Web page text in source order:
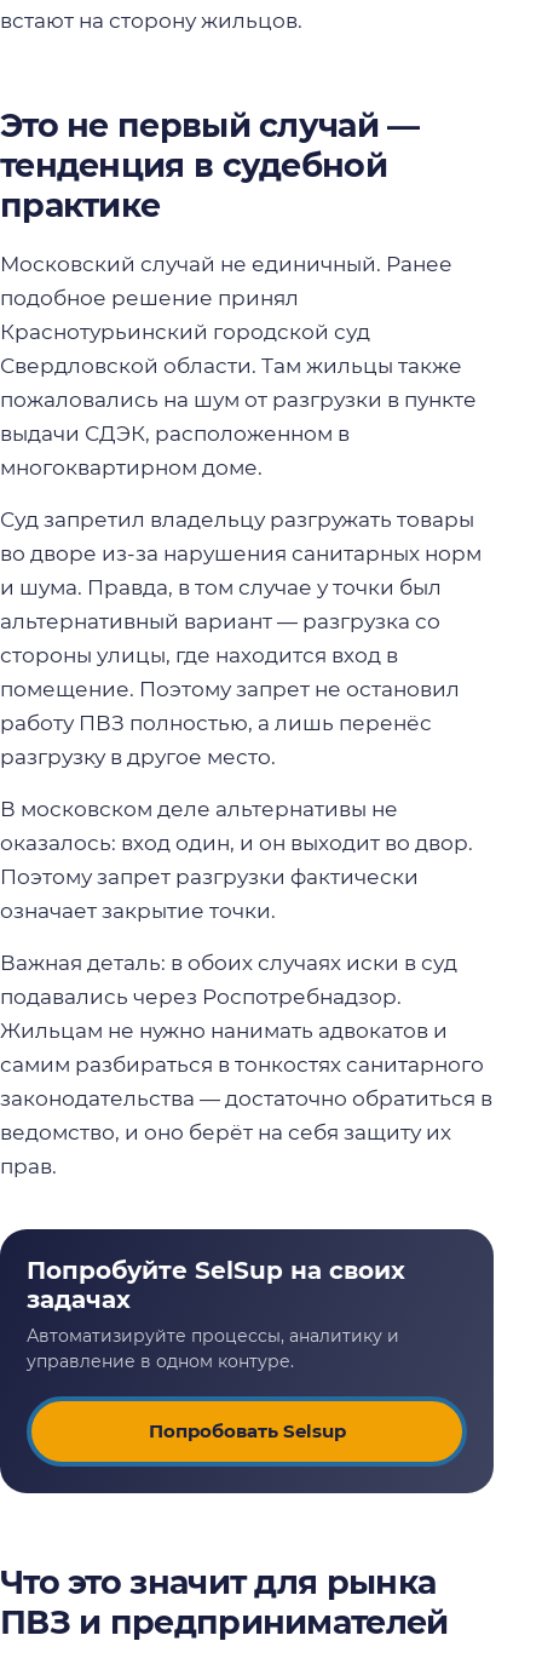
встают на сторону жильцов.
Это не первый случай —
тенденция в судебной
практике
Московский случай не единичный. Ранее
подобное решение принял
Краснотурьинский городской суд
Свердловской области. Там жильцы также
пожаловались на шум от разгрузки в пункте
выдачи СДЭК, расположенном в
многоквартирном доме.
Суд запретил владельцу разгружать товары
во дворе из-за нарушения санитарных норм
и шума. Правда, в том случае у точки был
альтернативный вариант — разгрузка со
стороны улицы, где находится вход в
помещение. Поэтому запрет не остановил
работу ПВЗ полностью, а лишь перенёс
разгрузку в другое место.
В московском деле альтернативы не
оказалось: вход один, и он выходит во двор.
Поэтому запрет разгрузки фактически
означает закрытие точки.
Важная деталь: в обоих случаях иски в суд
подавались через Роспотребнадзор.
Жильцам не нужно нанимать адвокатов и
самим разбираться в тонкостях санитарного
законодательства — достаточно обратиться в
ведомство, и оно берёт на себя защиту их
прав.
Попробовать Selsup
Что это значит для рынка
ПВЗ и предпринимателей